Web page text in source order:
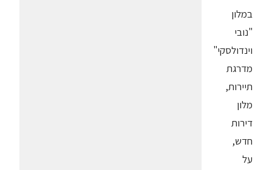
במלון
"נובי
וינדולסקי"
מדרגת
תיירות,
מלון
דירות
חדש,
על